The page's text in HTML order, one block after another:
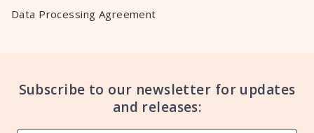
Data Processing Agreement
Subscribe to our newsletter for updates
and releases: